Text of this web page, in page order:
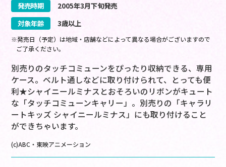
発売時期
2005年3月下旬発売
対象年齢
3歳以上
※発売日（予定）は地域・店舗などによって異なる場合がございますので
ご了承ください。
別売りのタッチコミューンをぴったり収納できる、専用
ケース。ベルト通しなどに取り付けられて、とっても便
利★シャイニールミナスとおそろいのリボンがキュート
な「タッチコミューンキャリー」。別売りの「キャラリ
ートキッズ シャイニールミナス」にも取り付けること
ができちゃいます。
(c)ABC・東映アニメーション